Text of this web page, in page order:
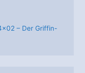
– Der Griffin-